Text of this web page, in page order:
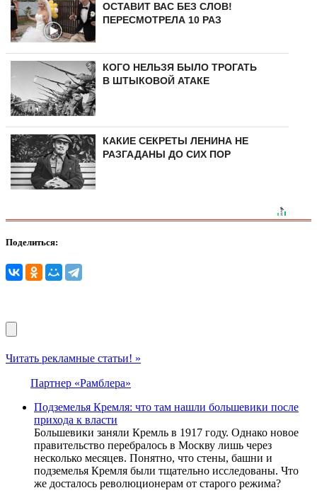
ОСТАВИТ ВАС БЕЗ СЛОВ!
ПЕРЕСМОТРЕЛА 10 РАЗ
КОГО НЕЛЬЗЯ БЫЛО ТРОГАТЬ
В ШТЫКОВОЙ АТАКЕ
КАКИЕ СЕКРЕТЫ ЛЕНИНА НЕ
РАЗГАДАНЫ ДО СИХ ПОР
Поделиться:
Читать рекламные статьи! »
Партнер «Рамблера»
Подземелья Кремля: что там нашли большевики после
прихода к власти
Большевики заняли Кремль в 1917 году. Однако новое
правительство перебралось в Москву лишь через
несколько месяцев. Понятно, что стены, башни и
подземелья Кремля были тщательно исследованы. Что
же досталось революционерам от старого режима?